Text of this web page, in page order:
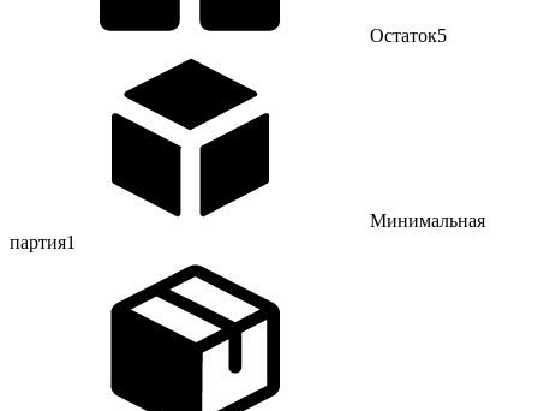
Остаток5
Минимальная
партия1